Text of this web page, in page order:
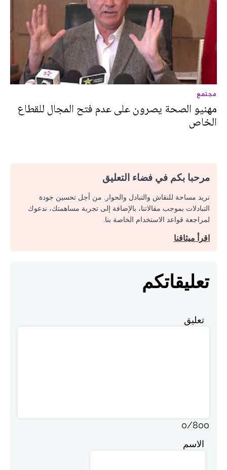
مجتمع
مهنيو الصحة يصرون على عدم فتح المجال للقطاع
الخاص
مرحبا بكم في فضاء التعليق
نريد مساحة للنقاش والتبادل والحوار. من أجل تحسين جودة
التبادلات بموجب مقالاتنا، بالإضافة إلى تجربة مساهمتك، ندعوك
لمراجعة قواعد الاستخدام الخاصة بنا.
اقرأ ميثاقنا
تعليقاتكم
تعليق
0/800
الاسم